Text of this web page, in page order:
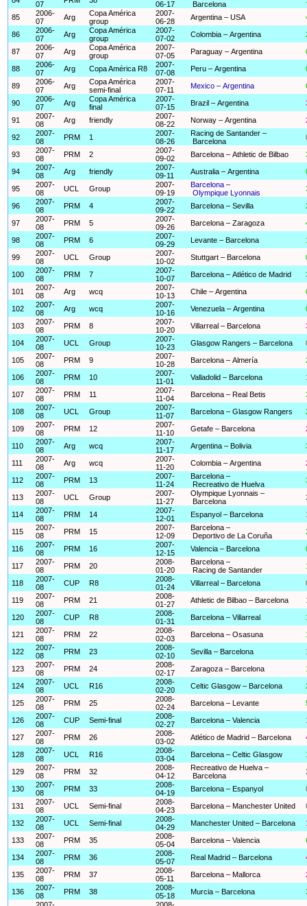
07 06-17 Barcelona
85
2006-
07
Arg
Copa América
group
2007-
06-28
Argentina – USA
86
2006-
07
Arg
Copa América
group
2007-
07-02
Colombia – Argentina
87
2006-
07
Arg
Copa América
group
2007-
07-05
Paraguay – Argentina
88
2006-
07
Arg Copa América R8
2007-
07-08
Peru – Argentina
89
2006-
07
Arg
Copa América
semi-final
2007-
07-11
Mexico – Argentina
90
2006-
07
Arg
Copa América
final
2007-
07-15
Brazil – Argentina
91
2007-
08
Arg friendly
2007-
08-22
Norway – Argentina
92
2007-
08
PRM 1
2007-
08-26
Racing de Santander –
Barcelona
93
2007-
08
PRM 2
2007-
09-02
Barcelona – Athletic de Bilbao
94
2007-
08
Arg friendly
2007-
09-11
Australia – Argentina
95
2007-
08
UCL Group
2007-
09-19
Barcelona –
Olympique Lyonnais
96
2007-
08
PRM 4
2007-
09-22
Barcelona – Sevilla
97
2007-
08
PRM 5
2007-
09-26
Barcelona – Zaragoza
98
2007-
08
PRM 6
2007-
09-29
Levante – Barcelona
99
2007-
08
UCL Group
2007-
10-02
Stuttgart – Barcelona
100
2007-
08
PRM 7
2007-
10-07
Barcelona – Atlético de Madrid
101
2007-
08
Arg wcq
2007-
10-13
Chile – Argentina
102
2007-
08
Arg wcq
2007-
10-16
Venezuela – Argentina
103
2007-
08
PRM 8
2007-
10-20
Villarreal – Barcelona
104
2007-
08
UCL Group
2007-
10-23
Glasgow Rangers – Barcelona
105
2007-
08
PRM 9
2007-
10-28
Barcelona – Almería
106
2007-
08
PRM 10
2007-
11-01
Valladolid – Barcelona
107
2007-
08
PRM 11
2007-
11-04
Barcelona – Real Betis
108
2007-
08
UCL Group
2007-
11-07
Barcelona – Glasgow Rangers
109
2007-
08
PRM 12
2007-
11-10
Getafe – Barcelona
110
2007-
08
Arg wcq
2007-
11-17
Argentina – Bolivia
111
2007-
08
Arg wcq
2007-
11-20
Colombia – Argentina
112
2007-
08
PRM 13
2007-
11-24
Barcelona –
Recreativo de Huelva
113
2007-
08
UCL Group
2007-
11-27
Olympique Lyonnais –
Barcelona
114
2007-
08
PRM 14
2007-
12-01
Espanyol – Barcelona
115
2007-
08
PRM 15
2007-
12-09
Barcelona –
Deportivo de La Coruña
116
2007-
08
PRM 16
2007-
12-15
Valencia – Barcelona
117
2007-
08
PRM 20
2008-
01-20
Barcelona –
Racing de Santander
118
2007-
08
CUP R8
2008-
01-24
Villarreal – Barcelona
119
2007-
08
PRM 21
2008-
01-27
Athletic de Bilbao – Barcelona
120
2007-
08
CUP R8
2008-
01-31
Barcelona – Villarreal
121
2007-
08
PRM 22
2008-
02-03
Barcelona – Osasuna
122
2007-
08
PRM 23
2008-
02-10
Sevilla – Barcelona
123
2007-
08
PRM 24
2008-
02-17
Zaragoza – Barcelona
124
2007-
08
UCL R16
2008-
02-20
Celtic Glasgow – Barcelona
125
2007-
08
PRM 25
2008-
02-24
Barcelona – Levante
126
2007-
08
CUP Semi-final
2008-
02-27
Barcelona – Valencia
127
2007-
08
PRM 26
2008-
03-02
Atlético de Madrid – Barcelona
128
2007-
08
UCL R16
2008-
03-04
Barcelona – Celtic Glasgow
129
2007-
08
PRM 32
2008-
04-12
Recreativo de Huelva –
Barcelona
130
2007-
08
PRM 33
2008-
04-19
Barcelona – Espanyol
131
2007-
08
UCL Semi-final
2008-
04-23
Barcelona – Manchester United
132
2007-
08
UCL Semi-final
2008-
04-29
Manchester United – Barcelona
133
2007-
08
PRM 35
2008-
05-04
Barcelona – Valencia
134
2007-
08
PRM 36
2008-
05-07
Real Madrid – Barcelona
135
2007-
08
PRM 37
2008-
05-11
Barcelona – Mallorca
136
2007-
08
PRM 38
2008-
05-18
Murcia – Barcelona